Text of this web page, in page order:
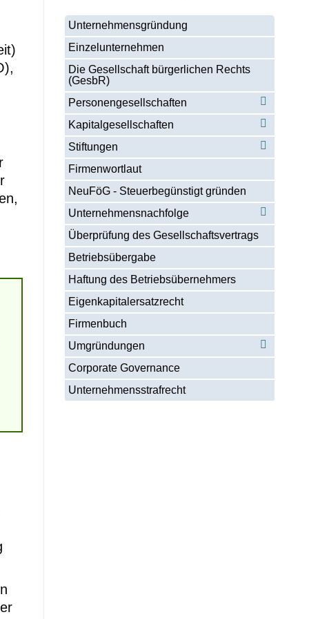
Unternehmensgründung
Einzelunternehmen
Die Gesellschaft bürgerlichen Rechts
(GesbR)
Personengesellschaften
Kapitalgesellschaften
Stiftungen
Firmenwortlaut
NeuFöG - Steuerbegünstigt gründen
Unternehmensnachfolge
Überprüfung des Gesellschaftsvertrags
Betriebsübergabe
Haftung des Betriebsübernehmers
Eigenkapitalersatzrecht
Firmenbuch
Umgründungen
Corporate Governance
Unternehmensstrafrecht